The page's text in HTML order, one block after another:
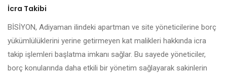
İcra Takibi
BİSİYON, Adiyaman ilindeki apartman ve site yöneticilerine borç
yükümlülüklerini yerine getirmeyen kat malikleri hakkında icra
takip işlemleri başlatma imkanı sağlar. Bu sayede yöneticiler,
borç konularında daha etkili bir yönetim sağlayarak sakinlerin